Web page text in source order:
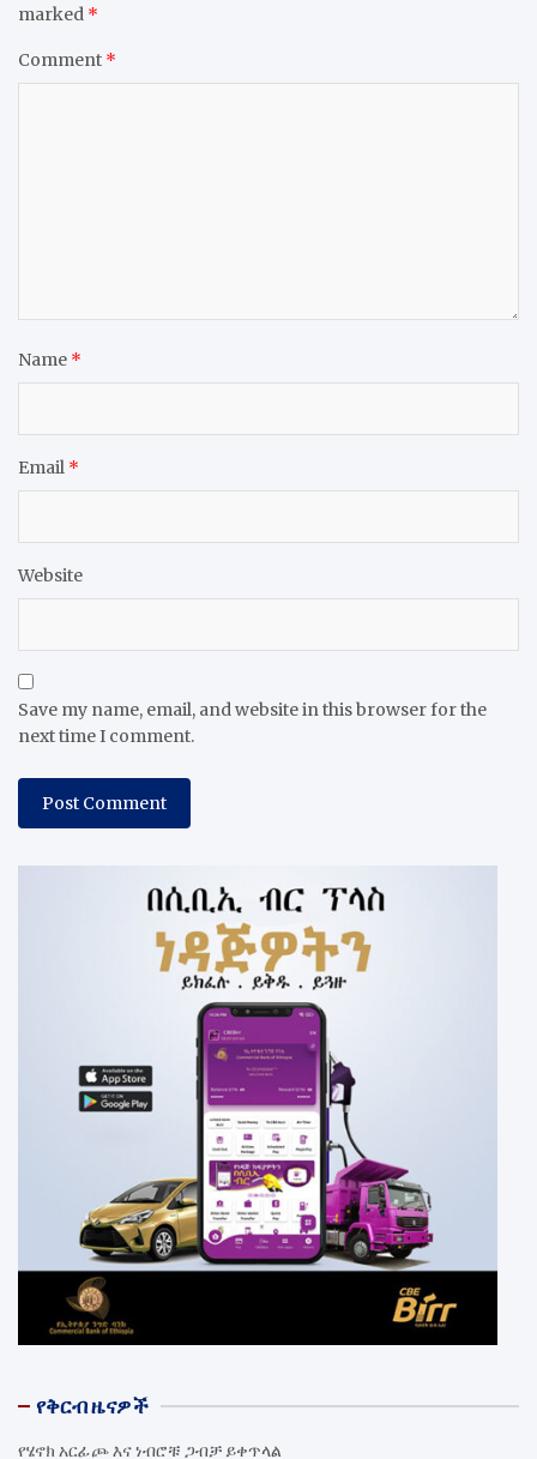
marked *
Comment *
Name *
Email *
Website
Save my name, email, and website in this browser for the
next time I comment.
የቅርብ ዜናዎች
የሄኖክ አርፊጮ እና ነብሮቹ ጋብቻ ይቀጥላል